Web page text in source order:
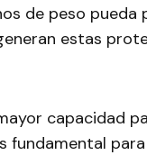
de peso pueda
estas
capacidad
fundamental